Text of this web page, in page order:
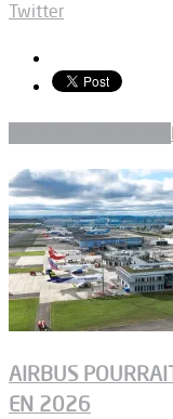
Twitter
AIRBUS
EN 2026